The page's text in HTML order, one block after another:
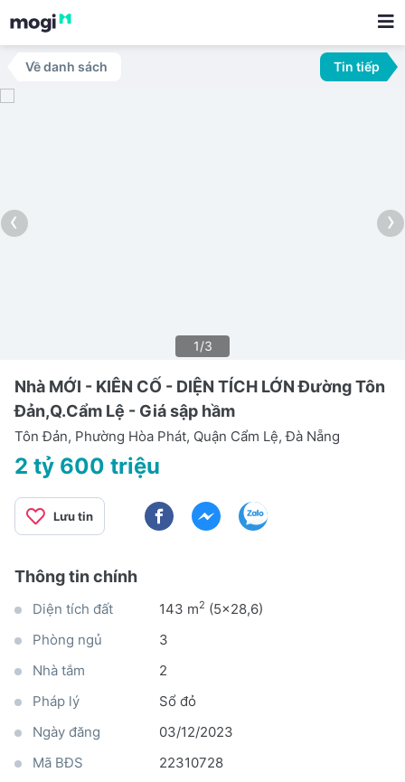
Về danh sách Tin tiếp
‹ ›
1/3
Nhà MỚI - KIÊN CỐ - DIỆN TÍCH LỚN Đường Tôn
Đản,Q.Cẩm Lệ - Giá sập hầm
Tôn Đản, Phường Hòa Phát, Quận Cẩm Lệ, Đà Nẵng
2 tỷ 600 triệu
Lưu tin
Thông tin chính
Diện tích đất 143 m2 (5x28,6)
Phòng ngủ
3
Nhà tắm
2
Pháp lý
Sổ đỏ
Ngày đăng
03/12/2023
Mã BĐS
22310728